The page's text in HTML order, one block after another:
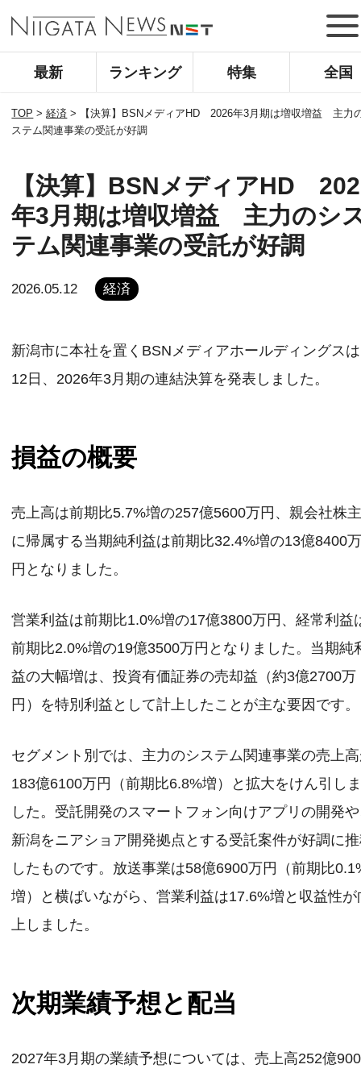
最新 ランキング 特集 全国
TOP >経済 >
【決算】BSNメディアHD 2026年3月期は増収増益 主力
ステム関連事業の受託が好調
【決算】BSNメディアHD
年3月期は増収増益 主力のシ
テム関連事業の受託が好調
2026.05.12 経済
新潟市に本社を置くBSNメディアホールディングスは
12日、2026年3月期の連結決算を発表しました。
損益の概要
売上高は前期比5.7%増の257億5600万円、親会社株
に帰属する当期純利益は前期比32.4%増の13億8400
円となりました。
営業利益は前期比1.0%増の17億3800万円、経常利益
前期比2.0%増の19億3500万円となりました。当期純
益の大幅増は、投資有価証券の売却益（約3億2700万
円）を特別利益として計上したことが主な要因です。
セグメント別では、主力のシステム関連事業の売上
183億6100万円（前期比6.8%増）と拡大をけん引し
した。受託開発のスマートフォン向けアプリの開発
新潟をニアショア開発拠点とする受託案件が好調に
したものです。放送事業は58億6900万円（前期比
増）と横ばいながら、営業利益は17.6%増と収益性が
上しました。
次期業績予想と配当
2027年3月期の業績予想については、売上高252億